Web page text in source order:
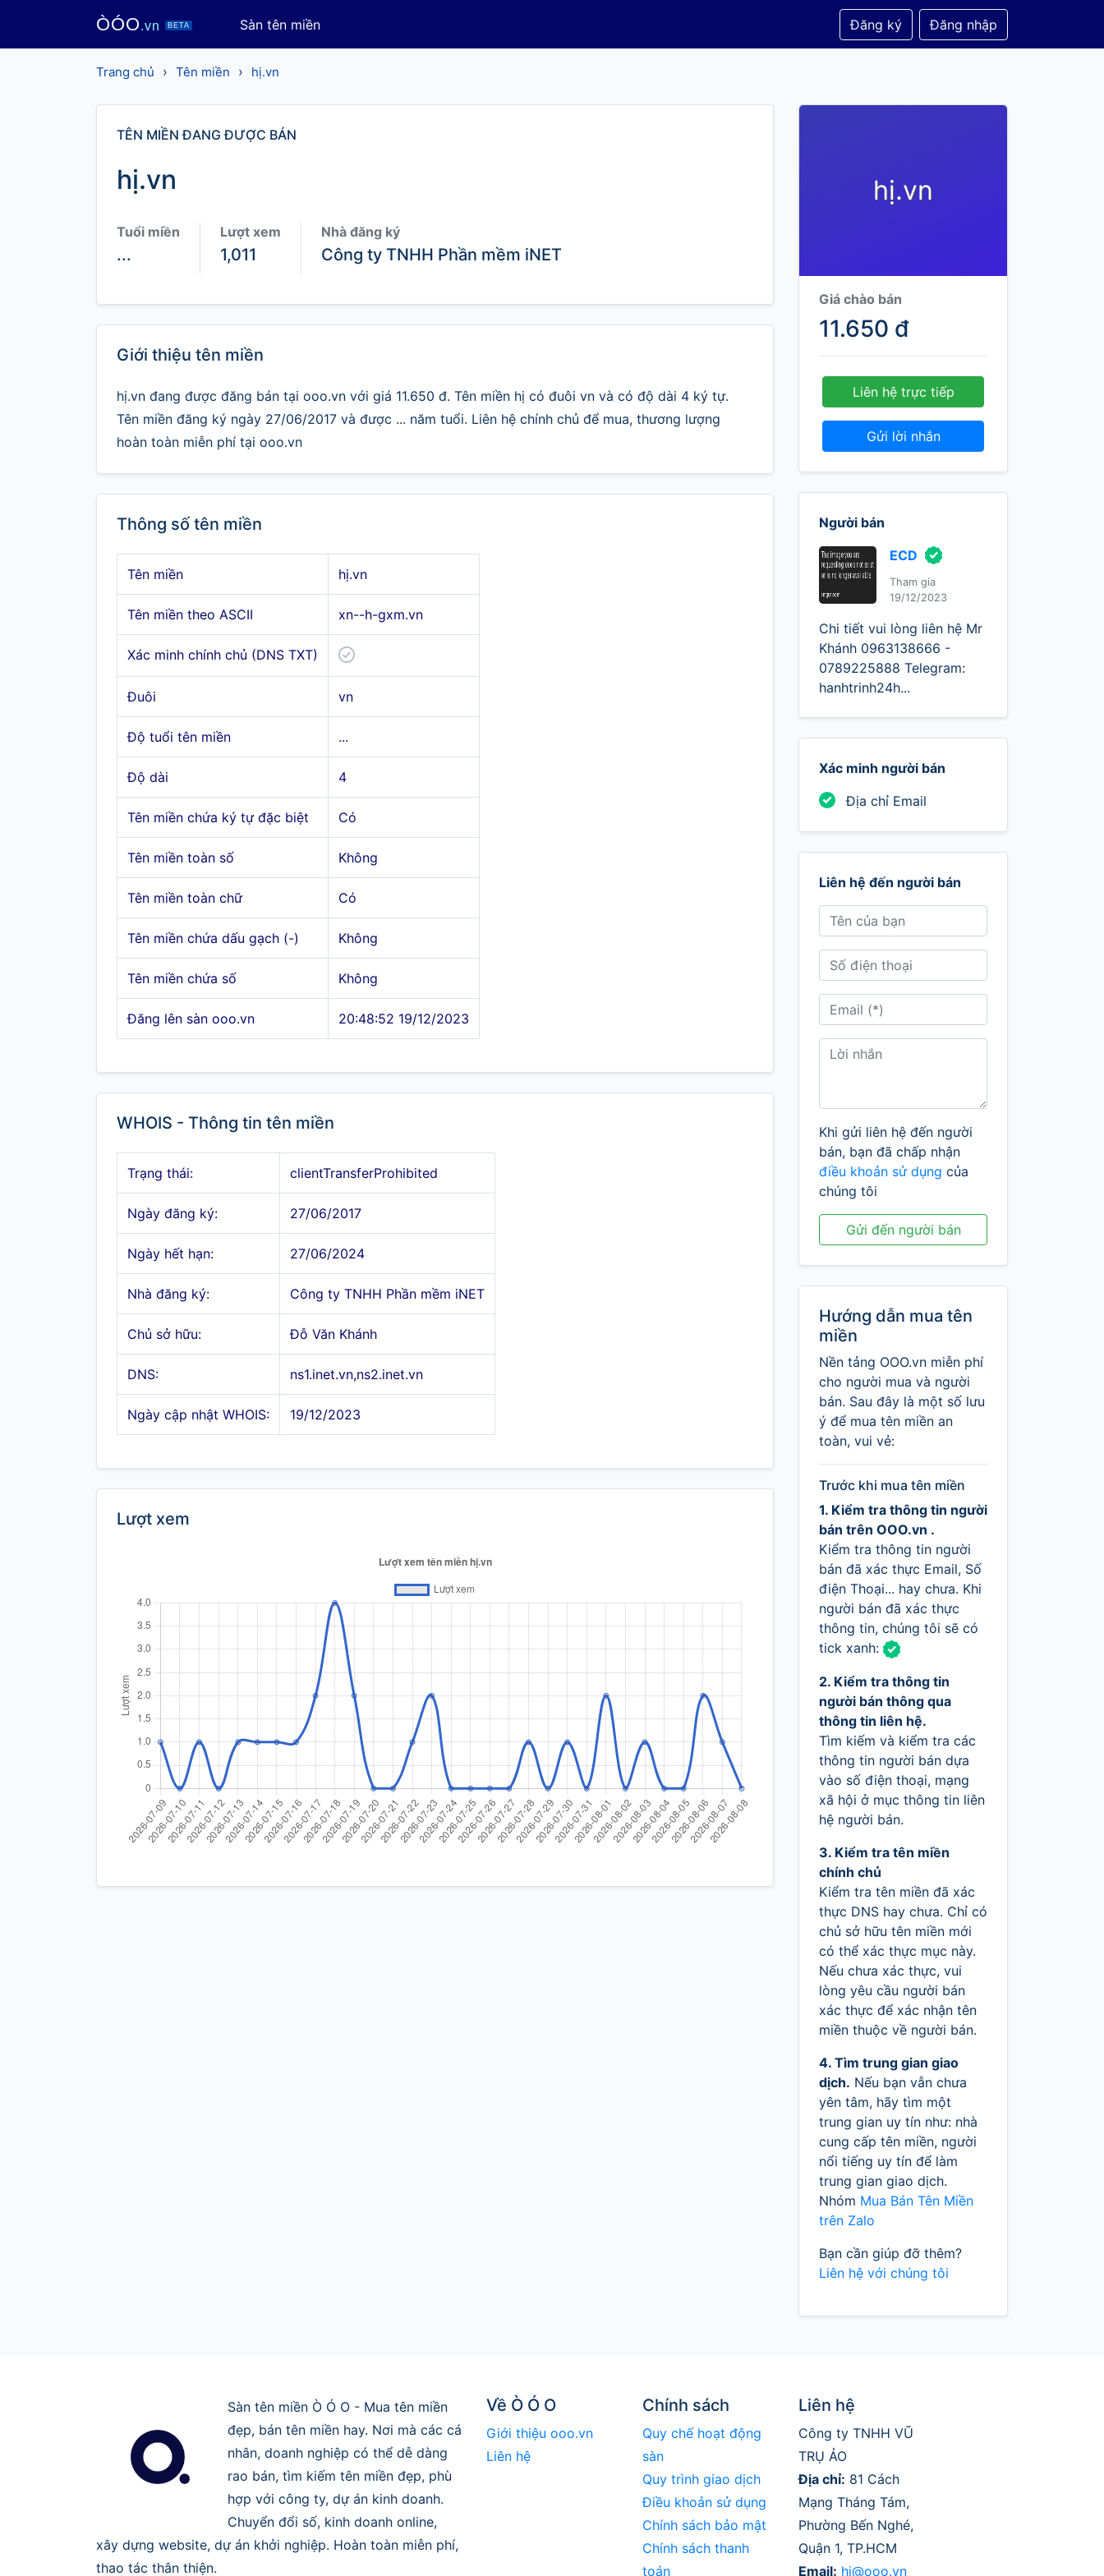
ÒÓO.vn BETA Sàn tên miền Đăng ký Đăng nhập
Trang chủ › Tên miền › hị.vn
TÊN MIỀN ĐANG ĐƯỢC BÁN
hị.vn
Tuổi miền
...
Lượt xem
1,011
Nhà đăng ký
Công ty TNHH Phần mềm iNET
Giới thiệu tên miền
hị.vn đang được đăng bán tại ooo.vn với giá 11.650 đ. Tên miền hị có đuôi vn và có độ dài 4 ký tự.
Tên miền đăng ký ngày 27/06/2017 và được ... năm tuổi. Liên hệ chính chủ để mua, thương lượng
hoàn toàn miễn phí tại ooo.vn
Thông số tên miền
Tên miền hị.vn
Tên miền theo ASCII xn--h-gxm.vn
Xác minh chính chủ (DNS TXT)
Đuôi vn
Độ tuổi tên miền ...
Độ dài 4
Tên miền chứa ký tự đặc biệt Có
Tên miền toàn số Không
Tên miền toàn chữ Có
Tên miền chứa dấu gạch (-) Không
Tên miền chứa số Không
Đăng lên sàn ooo.vn 20:48:52 19/12/2023
WHOIS - Thông tin tên miền
Trạng thái: clientTransferProhibited
Ngày đăng ký: 27/06/2017
Ngày hết hạn: 27/06/2024
Nhà đăng ký: Công ty TNHH Phần mềm iNET
Chủ sở hữu: Đỗ Văn Khánh
DNS: ns1.inet.vn,ns2.inet.vn
Ngày cập nhật WHOIS: 19/12/2023
Lượt xem
hị.vn
Giá chào bán
11.650 đ
Liên hệ trực tiếp
Gửi lời nhắn
Người bán
ECD
Tham gia
19/12/2023
Chi tiết vui lòng liên hệ Mr
Khánh 0963138666 -
0789225888 Telegram:
hanhtrinh24h...
Xác minh người bán
Địa chỉ Email
Liên hệ đến người bán
Khi gửi liên hệ đến người
bán, bạn đã chấp nhận
điều khoản sử dụng của
chúng tôi
Gửi đến người bán
Hướng dẫn mua tên
miền
Nền tảng OOO.vn miễn phí
cho người mua và người
bán. Sau đây là một số lưu
ý để mua tên miền an
toàn, vui vẻ:
Trước khi mua tên miền
1. Kiểm tra thông tin người
bán trên OOO.vn .
Kiểm tra thông tin người
bán đã xác thực Email, Số
điện Thoại... hay chưa. Khi
người bán đã xác thực
thông tin, chúng tôi sẽ có
tick xanh:
2. Kiểm tra thông tin
người bán thông qua
thông tin liên hệ.
Tìm kiếm và kiểm tra các
thông tin người bán dựa
vào số điện thoại, mạng
xã hội ở mục thông tin liên
hệ người bán.
3. Kiểm tra tên miền
chính chủ
Kiểm tra tên miền đã xác
thực DNS hay chưa. Chỉ có
chủ sở hữu tên miền mới
có thể xác thực mục này.
Nếu chưa xác thực, vui
lòng yêu cầu người bán
xác thực để xác nhận tên
miền thuộc về người bán.
4. Tìm trung gian giao
dịch. Nếu bạn vẫn chưa
yên tâm, hãy tìm một
trung gian uy tín như: nhà
cung cấp tên miền, người
nổi tiếng uy tín để làm
trung gian giao dịch.
Nhóm Mua Bán Tên Miền
trên Zalo
Bạn cần giúp đỡ thêm?
Liên hệ với chúng tôi
Sàn tên miền Ò Ó O - Mua tên miền
đẹp, bán tên miền hay. Nơi mà các cá
nhân, doanh nghiệp có thể dễ dàng
rao bán, tìm kiếm tên miền đẹp, phù
hợp với công ty, dự án kinh doanh.
Chuyển đổi số, kinh doanh online,
xây dựng website, dự án khởi nghiệp. Hoàn toàn miễn phí,
thao tác thân thiện.
Về Ò Ó O
Giới thiệu ooo.vn
Liên hệ
Chính sách
Quy chế hoạt động
sàn
Quy trình giao dịch
Điều khoản sử dụng
Chính sách bảo mật
Chính sách thanh
toán
Liên hệ
Công ty TNHH VŨ
TRỤ ẢO
Địa chỉ: 81 Cách
Mạng Tháng Tám,
Phường Bến Nghé,
Quận 1, TP.HCM
Email: hi@ooo.vn